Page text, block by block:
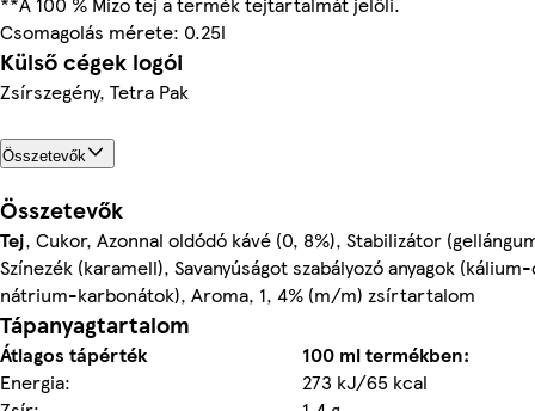
Csomagolás mérete: 0.25l
Külső cégek logói
Zsírszegény, Tetra Pak
Összetevők
Összetevők
Tej, Cukor, Azonnal oldódó kávé (0, 8%), Stabilizátor
Színezék (karamell), Savanyúságot szabályozó anyagok
nátrium-karbonátok), Aroma, 1, 4% (m/m) zsírtartalom
Tápanyagtartalom
Átlagos tápérték
100 ml termékben:
Energia:
273 kJ/65 kcal